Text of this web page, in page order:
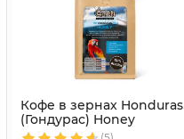
Кофе в зернах Honduras
(Гондурас) Honey